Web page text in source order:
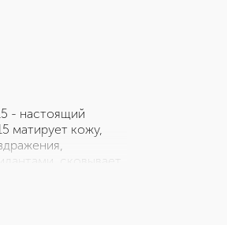
- настоящий
матирует кожу,
сковывает